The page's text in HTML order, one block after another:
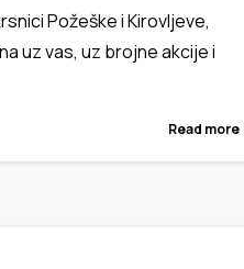
Požeške i Kirovljeve,
uz vas, uz brojne akcije i
Read more